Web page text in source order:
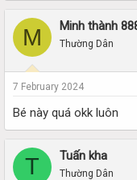
M Minh thành
Thường Dân
7 February 2024
Bé này quá okk luôn
T Tuấn kha
Thường Dân